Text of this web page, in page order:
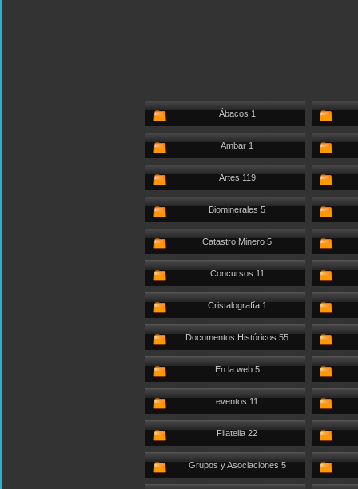
Ábacos 1
Ambar 1
Artes 119
Biominerales 5
Catastro Minero 5
Concursos 11
Cristalografía 1
Documentos Históricos 55
En la web 5
eventos 11
Filatelia 22
Grupos y Asociaciones 5